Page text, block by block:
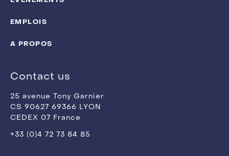
EMPLOIS
A PROPOS
Contact us
25 avenue Tony Garnier
CS 90627 69366 LYON
CEDEX 07 France
+33 (0)4 72 73 84 85